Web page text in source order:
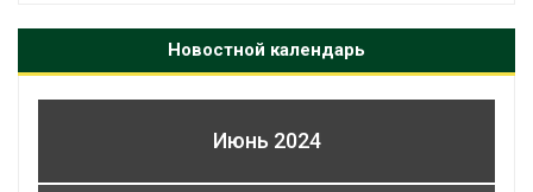
Новостной календарь
Июнь 2024